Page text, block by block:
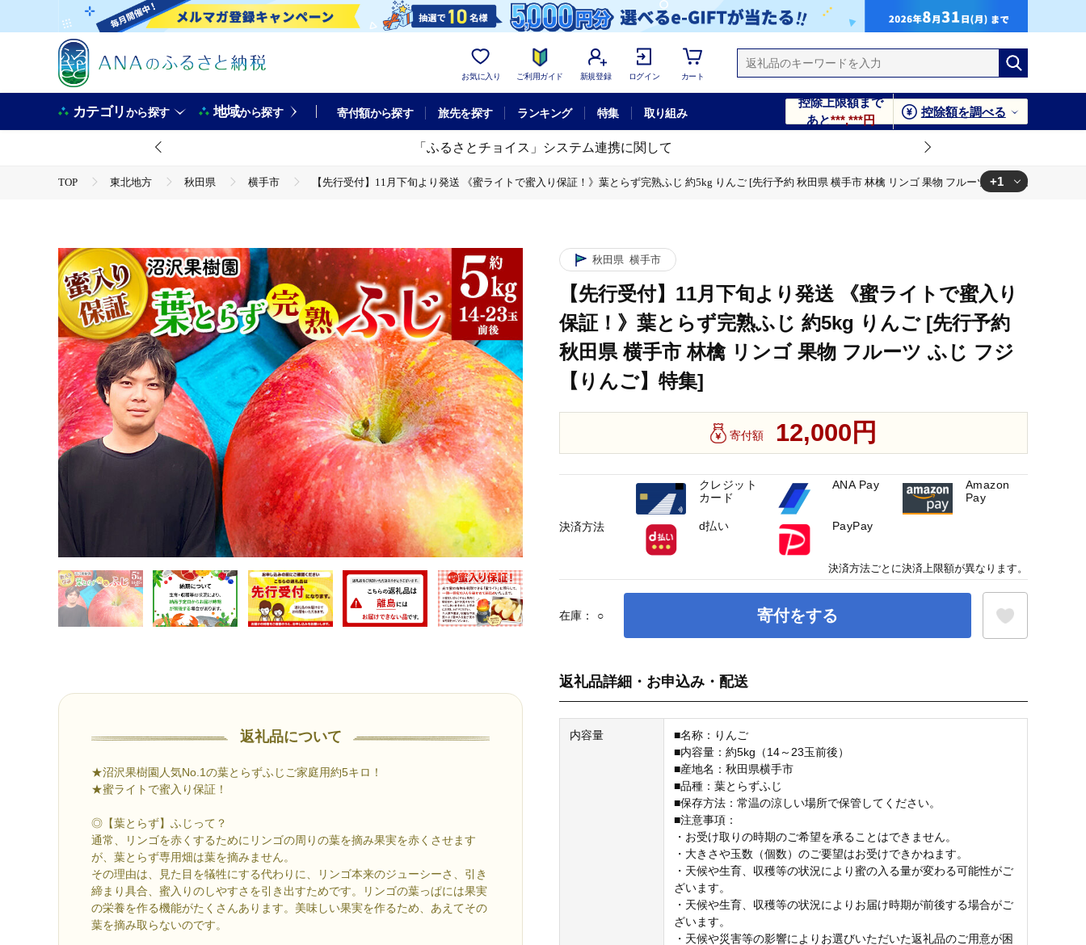
お気に入り ご利用ガイド 新規登録 ログイン カート
カテゴリから探す 地域から探す 寄付額から探す 旅先を探す ランキング 特集 取り組み
控除上限額まで
あと***,***円
控除額を調べる
「ふるさとチョイス」システム連携に関して
TOP 東北地方 秋田県 横手市
【先行受付】11月下旬より発送 《蜜ライトで蜜入り保証！》葉とらず完熟ふじ 約5kg りんご [先行予約 秋田県 横手市 林檎 リンゴ 果物 フルーツ ふじ フジ 【りんご
+1
返礼品について
★沼沢果樹園人気No.1の葉とらずふじご家庭用約5キロ！
★蜜ライトで蜜入り保証！
◎【葉とらず】ふじって？
通常、リンゴを赤くするためにリンゴの周りの葉を摘み果実を赤くさせます
が、葉とらず専用畑は葉を摘みません。
その理由は、見た目を犠牲にする代わりに、リンゴ本来のジューシーさ、引き
締まり具合、蜜入りのしやすさを引き出すためです。リンゴの葉っぱには果実
の栄養を作る機能がたくさんあります。美味しい果実を作るため、あえてその
葉を摘み取らないのです。
秋田県 横手市
【先行受付】11月下旬より発送 《蜜ライトで蜜入り
保証！》葉とらず完熟ふじ 約5kg りんご [先行予約
秋田県 横手市 林檎 リンゴ 果物 フルーツ ふじ フジ
【りんご】特集]
寄付額 12,000円
在庫： ○ 寄付をする
返礼品詳細・お申込み・配送
内容量
■名称：りんご
■内容量：約5kg（14～23玉前後）
■産地名：秋田県横手市
■品種：葉とらずふじ
■保存方法：常温の涼しい場所で保管してください。
■注意事項：
・お受け取りの時期のご希望を承ることはできません。
・大きさや玉数（個数）のご要望はお受けできかねます。
・天候や生育、収穫等の状況により蜜の入る量が変わる可能性がご
ざいます。
・天候や生育、収穫等の状況によりお届け時期が前後する場合がご
ざいます。
・天候や災害等の影響によりお選びいただいた返礼品のご用意が困
決済方法
クレジット
カード
ANA Pay
Amazon
Pay
d払い PayPay
決済方法ごとに決済上限額が異なります。